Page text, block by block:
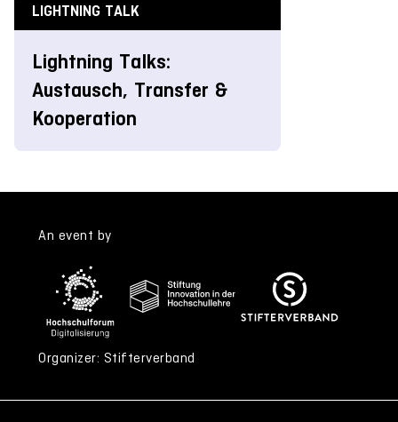
LIGHTNING TALK
Lightning Talks:
Austausch, Transfer &
Kooperation
An event by
Organizer: Stifterverband